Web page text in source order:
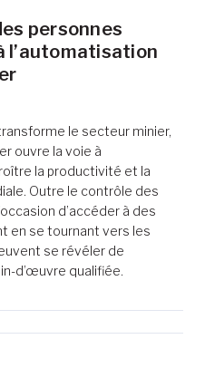
personnes
l’automatisation
le secteur minier,
ouvre la voie à
la productivité et la
Outre le contrôle des
d’accéder à des
en se tournant vers les
se révéler de
d’œuvre qualifiée.